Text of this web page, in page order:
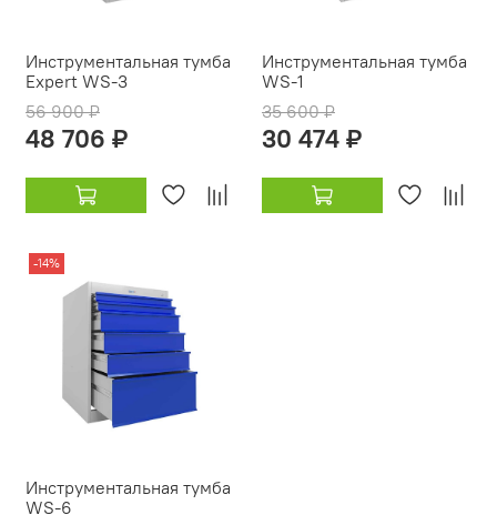
Инструментальная тумба
Expert WS-3
56 900 ₽
48 706 ₽
Инструментальная тумба
WS-1
35 600 ₽
30 474 ₽
-14%
Инструментальная тумба
WS-6